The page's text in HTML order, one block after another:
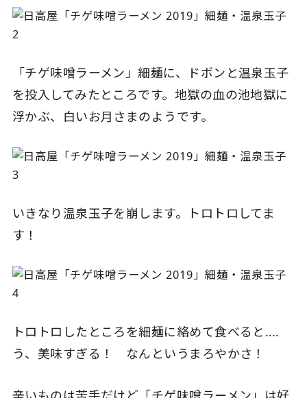
「チゲ味噌ラーメン」細麺に、ドボンと温泉玉子
を投入してみたところです。地獄の血の池地獄に
浮かぶ、白いお月さまのようです。
いきなり温泉玉子を崩します。トロトロしてま
す！
トロトロしたところを細麺に絡めて食べると‥‥
う、美味すぎる！ なんというまろやかさ！